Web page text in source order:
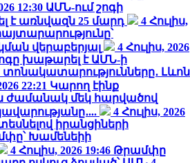
12:30 ԱՄՆ-ում շոգի
է առնվազն 25 մարդ
4 Հուլիս,
վերաբերյալ
4 Հուլիս, 2026
խաթարել է ԱՄՆ-ի
Լևոն
22:21 Կարող էինք
ժամանակ մեկ հարվածով
4 Հուլիս, 2026
իրանցիների
Խամենեիի
4 Հուլիս, 2026 19:46 Թրամփը